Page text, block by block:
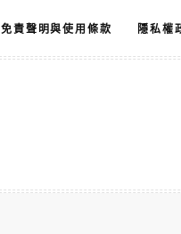
免責聲明與使用條款 隱私權